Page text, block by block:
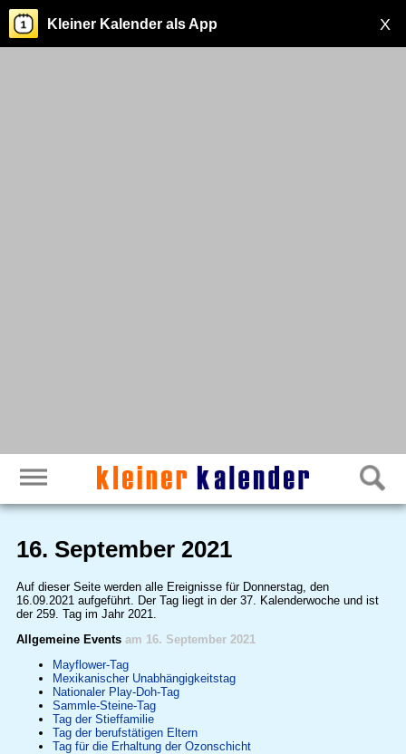
X
Kleiner Kalender als App
16. September 2021
Auf dieser Seite werden alle Ereignisse für Donnerstag, den
16.09.2021 aufgeführt. Der Tag liegt in der 37. Kalenderwoche und ist
der 259. Tag im Jahr 2021.
Allgemeine Events am 16. September 2021
Mayflower-Tag
Mexikanischer Unabhängigkeitstag
Nationaler Play-Doh-Tag
Sammle-Steine-Tag
Tag der Stieffamilie
Tag der berufstätigen Eltern
Tag für die Erhaltung der Ozonschicht